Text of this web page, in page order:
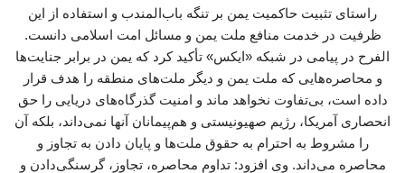
راستای تثبیت حاکمیت یمن بر تنگه باب‌المندب و استفاده از این
ظرفیت در خدمت منافع ملت یمن و مسائل امت اسلامی دانست.
الفرح در پیامی در شبکه «ایکس» تأکید کرد که یمن در برابر جنایت‌ها
و محاصره‌هایی که ملت یمن و دیگر ملت‌های منطقه را هدف قرار
داده است، بی‌تفاوت نخواهد ماند و امنیت گذرگاه‌های دریایی را حق
انحصاری آمریکا، رژیم صهیونیستی و هم‌پیمانان آنها نمی‌داند، بلکه آن
را مشروط به احترام به حقوق ملت‌ها و پایان دادن به تجاوز و
محاصره می‌داند. وی افزود: تداوم محاصره، تجاوز، گرسنگی‌دادن و